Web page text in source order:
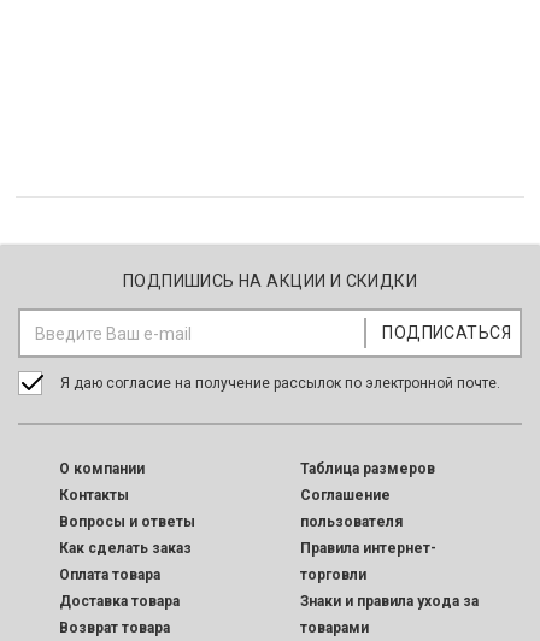
ПОДПИШИСЬ НА АКЦИИ И СКИДКИ
Я даю согласие на получение рассылок по электронной почте.
O компании
Контакты
Вопросы и ответы
Как сделать заказ
Оплата товара
Доставка товара
Возврат товара
Таблица размеров
Соглашение
пользователя
Правила интернет-
торговли
Знаки и правила ухода за
товарами